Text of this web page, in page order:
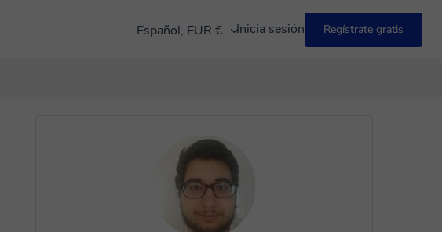
Español, EUR € Inicia sesión Regístrate gratis